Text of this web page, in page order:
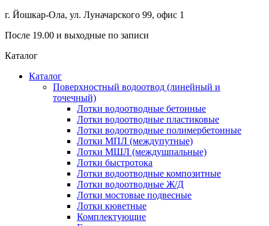
г. Йошкар-Ола, ул. Луначарского 99, офис 1
После 19.00 и выходные по записи
Каталог
Каталог
Поверхностный водоотвод (линейный и
точечный)
Лотки водоотводные бетонные
Лотки водоотводные пластиковые
Лотки водоотводные полимербетонные
Лотки МПЛ (междупутные)
Лотки МШЛ (междушпальные)
Лотки быстротока
Лотки водоотводные композитные
Лотки водоотводные Ж/Д
Лотки мостовые подвесные
Лотки кюветные
Комплектующие